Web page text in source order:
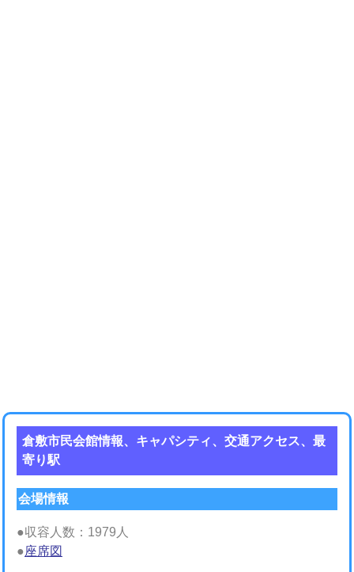
倉敷市民会館情報、キャパシティ、交通アクセス、最
寄り駅
会場情報
●収容人数：1979人
●座席図